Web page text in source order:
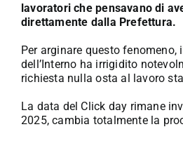
Contatti
lavoratori che pensavano di
direttamente dalla Prefettura.
Per arginare questo fenomeno,
dell’Interno ha irrigidito
richiesta nulla osta al lavoro
La data del Click day rimane
2025, cambia totalmente la